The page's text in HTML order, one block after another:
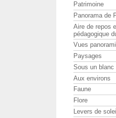
Patrimoine
Panorama de
Aire de repos
pédagogique
Vues
Paysages
Sous un blanc
Aux environs
Faune
Flore
Levers de